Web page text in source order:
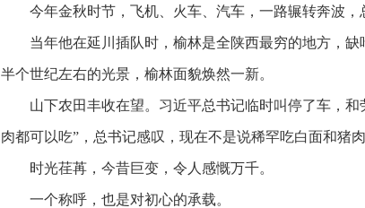
今年金秋时节，飞机、火车、汽车，一路辗转奔波，
当年他在延川插队时，榆林是全陕西最穷的地方，
半个世纪左右的光景，榆林面貌焕然一新。
山下农田丰收在望。习近平总书记临时叫停了车，
肉都可以吃”，总书记感叹，现在不是说稀罕吃白面和猪
时光荏苒，今昔巨变，令人感慨万千。
一个称呼，也是对初心的承载。